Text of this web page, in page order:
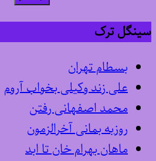
سینگل ترک
بسطام تهران
علی زند وکیلی بخواب آروم
محمد اصفهانی رفتن
روزبه بمانی آخرالزمون
ماهان بهرام خان تا ابد